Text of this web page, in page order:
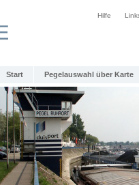
Hilfe
Start Pegelauswahl über Karte